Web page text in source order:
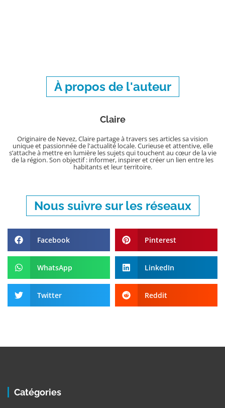
À propos de l'auteur
Claire
Originaire de Nevez, Claire partage à travers ses articles sa vision
unique et passionnée de l'actualité locale. Curieuse et attentive, elle
s’attache à mettre en lumière les sujets qui touchent au cœur de la vie
de la région. Son objectif : informer, inspirer et créer un lien entre les
habitants et leur territoire.
Nous suivre sur les réseaux
Facebook Pinterest
WhatsApp LinkedIn
Twitter Reddit
Catégories